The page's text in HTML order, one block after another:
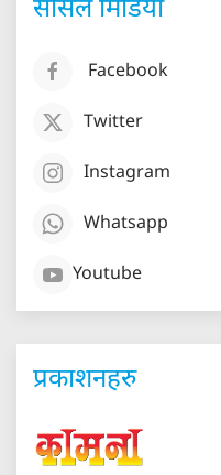
सोसल मिडिया
Facebook
Twitter
Instagram
Whatsapp
Youtube
प्रकाशनहरु